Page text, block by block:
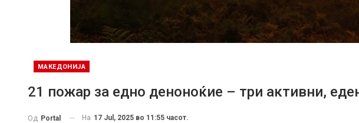
МАКЕДОНИЈА
21 пожар за едно деноноќие – три активни,
Од Portal На 17 Jul, 2025 во 11:55 часот.